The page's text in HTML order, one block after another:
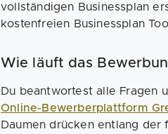
vollständigen Businessplan
kostenfreien Businessplan
Wie läuft das
Du beantwortest alle Fragen
Online-Bewerberplattform
Daumen drücken entlang der